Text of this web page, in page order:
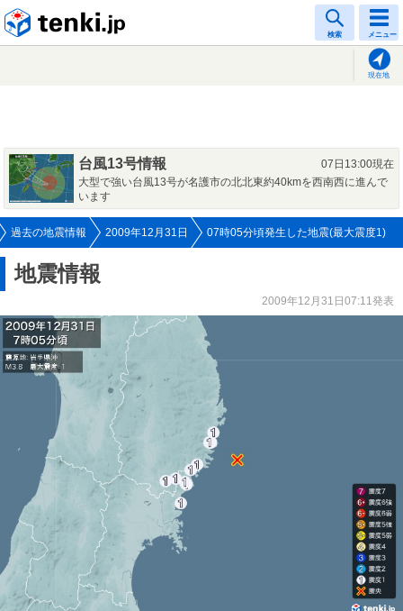
検索 メニュー
現在地
台風13号情報
07日13:00現在
大型で強い台風13号が名護市の北北東約40kmを西南西に進んで
います
過去の地震情報 2009年12月31日 07時05分頃発生した地震(最大震度1)
地震情報
2009年12月31日07:11発表